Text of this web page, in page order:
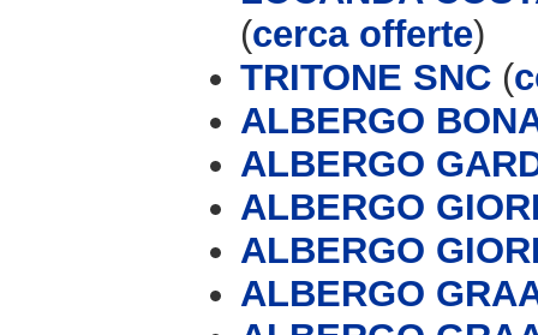
(cerca offerte)
TRITONE SNC (
ALBERGO
ALBERGO
ALBERGO
ALBERGO
ALBERGO